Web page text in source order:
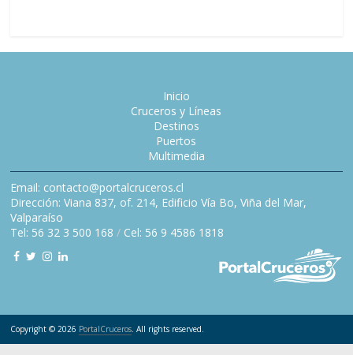
Inicio
Cruceros y Líneas
Destinos
Puertos
Multimedia
Email: contacto@portalcruceros.cl
Dirección: Viana 837, of. 214, Edificio Vía Bo, Viña del Mar,
Valparaíso
Tel: 56 32 3 500 168 / Cel: 56 9 4586 1818
Copyright © 2026 PortalCruceros. All rights reserved.